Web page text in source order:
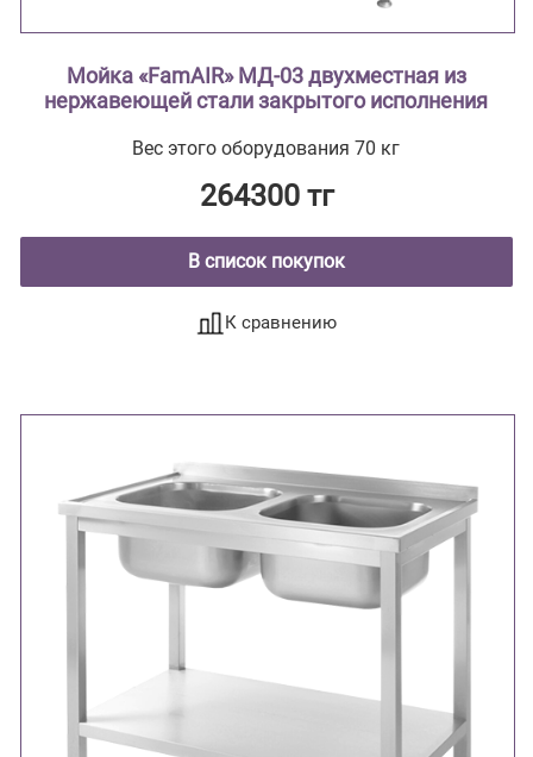
Мойка «FamAIR» МД-03 двухместная из
нержавеющей стали закрытого исполнения
Вес этого оборудования 70 кг
264300 тг
В список покупок
К сравнению